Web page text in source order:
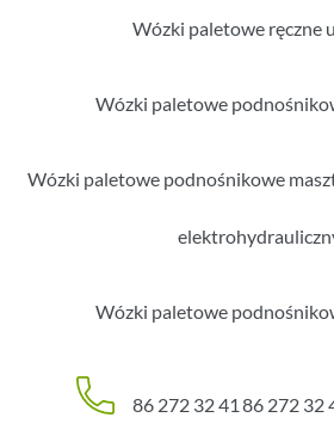
Wózki paletowe ręczne
Wózki paletowe
Wózki paletowe podnośnikowe
Wózki paletowe
86 272 32 41 86 272 32